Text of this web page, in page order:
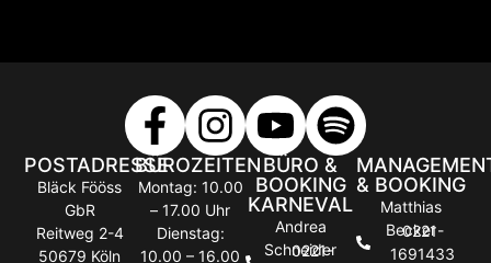
POSTADRESSE
Bläck Fööss
GbR
Reitweg 2-4
50679 Köln
BÜROZEITEN
Montag: 10.00
– 17.00 Uhr
Dienstag:
10.00 – 16.00
BÜRO &
BOOKING
KARNEVAL
Andrea
Schneider
0221-
& BOOKING
Matthias
Becker
0221-
1691433